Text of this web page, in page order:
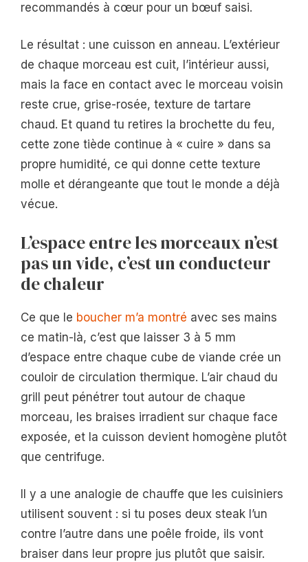
recommandés à cœur pour un bœuf saisi.
Le résultat : une cuisson en anneau. L’extérieur
de chaque morceau est cuit, l’intérieur aussi,
mais la face en contact avec le morceau voisin
reste crue, grise-rosée, texture de tartare
chaud. Et quand tu retires la brochette du feu,
cette zone tiède continue à « cuire » dans sa
propre humidité, ce qui donne cette texture
molle et dérangeante que tout le monde a déjà
vécue.
L’espace entre les morceaux n’est
pas un vide, c’est un conducteur
de chaleur
Ce que le boucher m’a montré avec ses mains
ce matin-là, c’est que laisser 3 à 5 mm
d’espace entre chaque cube de viande crée un
couloir de circulation thermique. L’air chaud du
grill peut pénétrer tout autour de chaque
morceau, les braises irradient sur chaque face
exposée, et la cuisson devient homogène plutôt
que centrifuge.
Il y a une analogie de chauffe que les cuisiniers
utilisent souvent : si tu poses deux steak l’un
contre l’autre dans une poêle froide, ils vont
braiser dans leur propre jus plutôt que saisir.